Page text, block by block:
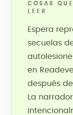
COSAS
LEER
Espera
secuelas
en
después
La